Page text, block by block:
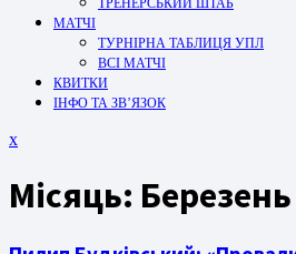
ТРЕНЕРСЬКИЙ ШТАБ
МАТЧІ
ТУРНІРНА ТАБЛИЦЯ УПЛ
ВСІ МАТЧІ
КВИТКИ
ІНФО ТА ЗВ’ЯЗОК
xЗакрити
Місяць: